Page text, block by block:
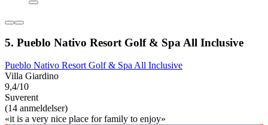
5. Pueblo Nativo Resort Golf & Spa All Inclusive
Pueblo Nativo Resort Golf & Spa All Inclusive
Villa Giardino
9,4/10
Suverent
(14 anmeldelser)
«it is a very nice place for family to enjoy»